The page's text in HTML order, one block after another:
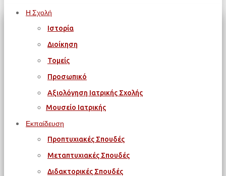
Η Σχολή
Ιστορία
Διοίκηση
Τομείς
Προσωπικό
Αξιολόγηση Ιατρικής Σχολής
Μουσείο Ιατρικής
Εκπαίδευση
Προπτυχιακές Σπουδές
Μεταπτυχιακές Σπουδές
Διδακτορικές Σπουδές